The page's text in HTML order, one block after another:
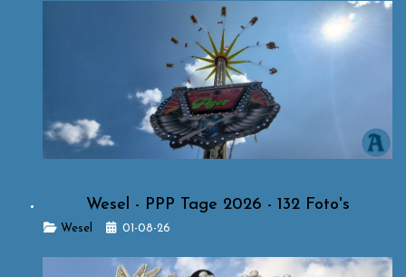
Wesel - PPP Tage 2026 - 132 Foto's
Details
Wesel 01-08-26